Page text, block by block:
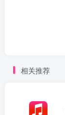
相关推荐